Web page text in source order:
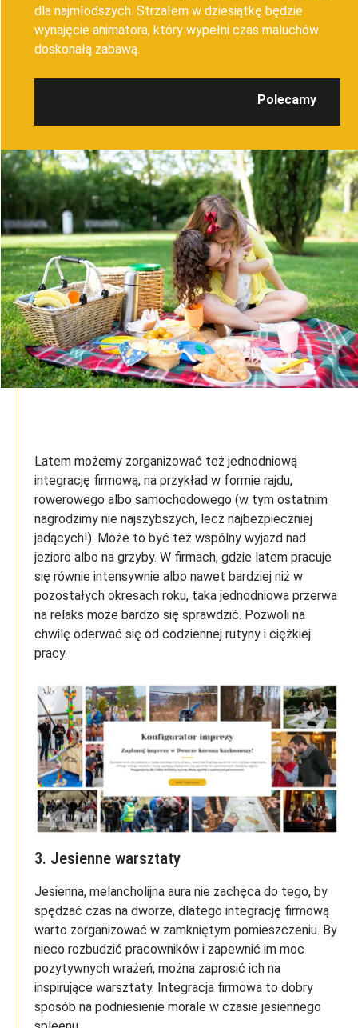
dla najmłodszych. Strzałem w dziesiątkę będzie
wynajęcie animatora, który wypełni czas maluchów
doskonałą zabawą.
Polecamy
Latem możemy zorganizować też jednodniową
integrację firmową, na przykład w formie rajdu,
rowerowego albo samochodowego (w tym ostatnim
nagrodzimy nie najszybszych, lecz najbezpieczniej
jadących!). Może to być też wspólny wyjazd nad
jezioro albo na grzyby. W firmach, gdzie latem pracuje
się równie intensywnie albo nawet bardziej niż w
pozostałych okresach roku, taka jednodniowa przerwa
na relaks może bardzo się sprawdzić. Pozwoli na
chwilę oderwać się od codziennej rutyny i ciężkiej
pracy.
3. Jesienne warsztaty
Jesienna, melancholijna aura nie zachęca do tego, by
spędzać czas na dworze, dlatego integrację firmową
warto zorganizować w zamkniętym pomieszczeniu. By
nieco rozbudzić pracowników i zapewnić im moc
pozytywnych wrażeń, można zaprosić ich na
inspirujące warsztaty. Integracja firmowa to dobry
sposób na podniesienie morale w czasie jesiennego